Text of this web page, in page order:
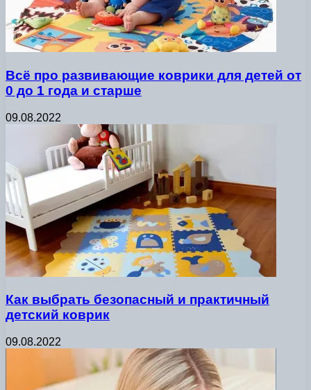
Всё про развивающие коврики для детей от
0 до 1 года и старше
09.08.2022
Как выбрать безопасный и практичный
детский коврик
09.08.2022